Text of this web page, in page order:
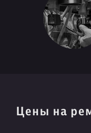
Цены на